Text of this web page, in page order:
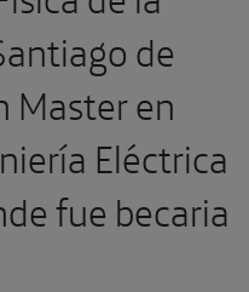
de
Master en
Eléctrica
fue becaria